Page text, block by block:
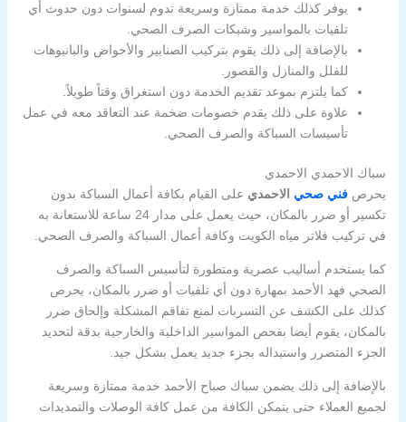
يوفر كذلك خدمة ممتازة وسريعة تدوم لسنوات دون حدوث أي
تلفيات بالمواسير وشبكات الصرف الصحي.
بالإضافة إلى ذلك يقوم بتركيب الصنابير والأحواض والبانيوهات
للفلل والمنازل والقصور.
كما يلتزم بموعد تقديم الخدمة دون استغراق وقتاً طويلاً.
علاوة على ذلك يقدم خصومات ضخمة عند التعاقد معه في عمل
تأسيسات السباكة والصرف الصحي.
سباك الاحمدي الاحمدي
يحرص فني صحي الاحمدي على القيام بكافة أعمال السباكة بدون
تكسير أو ضرر بالمكان، حيث يعمل على مدار 24 ساعة للاستعانة به
في تركيب فلاتر مياه الكويت وكافة أعمال السباكة والصرف الصحي.
كما يستخدم أساليب عصرية ومتطورة لتأسيس السباكة والصرف
الصحي فهد الأحمد بمهارة دون أي تلفيات أو ضرر بالمكان، يحرص
كذلك على الكشف عن التسربات لمنع تفاقم المشكلة وإلحاق ضرر
بالمكان، يقوم أيضا بفحص المواسير الداخلية والخارجية بدقة لتحديد
الجزء المتضرر واستبداله بجزء جديد يعمل بشكل جيد.
بالإضافة إلى ذلك يضمن سباك صباح الأحمد خدمة ممتازة وسريعة
لجميع العملاء حتى يتمكن الكافة من عمل كافة الوصلات والتمديدات